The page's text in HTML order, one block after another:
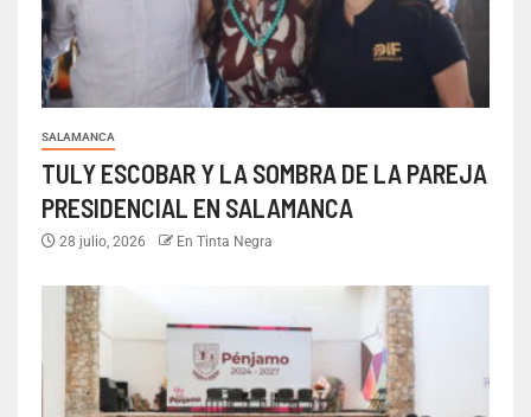
SALAMANCA
TULY ESCOBAR Y LA SOMBRA DE LA PAREJA
PRESIDENCIAL EN SALAMANCA
28 julio, 2026 En Tinta Negra